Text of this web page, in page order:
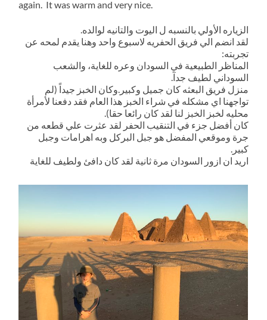
again. It was warm and very nice.
الزياره الأولي بالنسبه ل اليوت والتانيه لوالده.
لقد انضم الي فريق الحفريه لاسبوع واحد وهنا يقدم لمحه عن
تجربته:
المناظر الطبيعية في السودان وعره للغاية، والشعب
السوداني لطيف جدآ.
منزل فريق البعثه كان جميل وكبير.وكان الخبز جيداً (لم
تواجهنا اي مشكله في شراء الخبز هذا العام فقد دفعنا لأمرأة
محليه لخبز الخبز لنا لقد كان رائعا حقا).
كان أفضل جزء في التنقيب الحفر لقد عثرت علي قطعه من
جرة وموقعي المفضل هو جبل البركل وبه اهرامات وجبل
كبير.
اريد ان ازور السودان مرة ثانية لقد كان دافئ ولطيف للغاية